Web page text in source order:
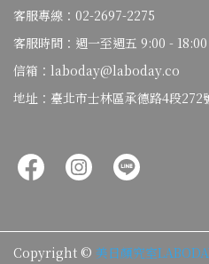
客服專線：02-2697-2275
客服時間：週一至週五 9:00 - 18:00
信箱：laboday@laboday.co
地址：臺北市士林區承德路4段272
Copyright © 美日顏究室